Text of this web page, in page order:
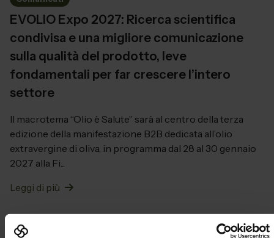
EVOLIO Expo 2027: Ricerca scientifica
condivisa e una migliore comunicazione
sulla qualità del prodotto, leve
fondamentali per far crescere l’intero
settore
Il macrotema “Olio è Salute” sarà al centro della terza
edizione della manifestazione B2B dedicata all’olio
extravergine di oliva, in programma dal 28 al 30 gennaio
2027 alla Fi...
Leggi di più